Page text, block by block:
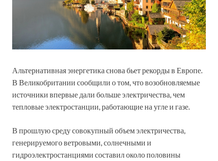
Альтернативная энергетика снова бьет рекорды в Европе.
В Великобритании сообщили о том, что возобновляемые
источники впервые дали больше электричества, чем
тепловые электростанции, работающие на угле и газе.
В прошлую среду совокупный объем электричества,
генерируемого ветровыми, солнечными и
гидроэлектростанциями составил около половины